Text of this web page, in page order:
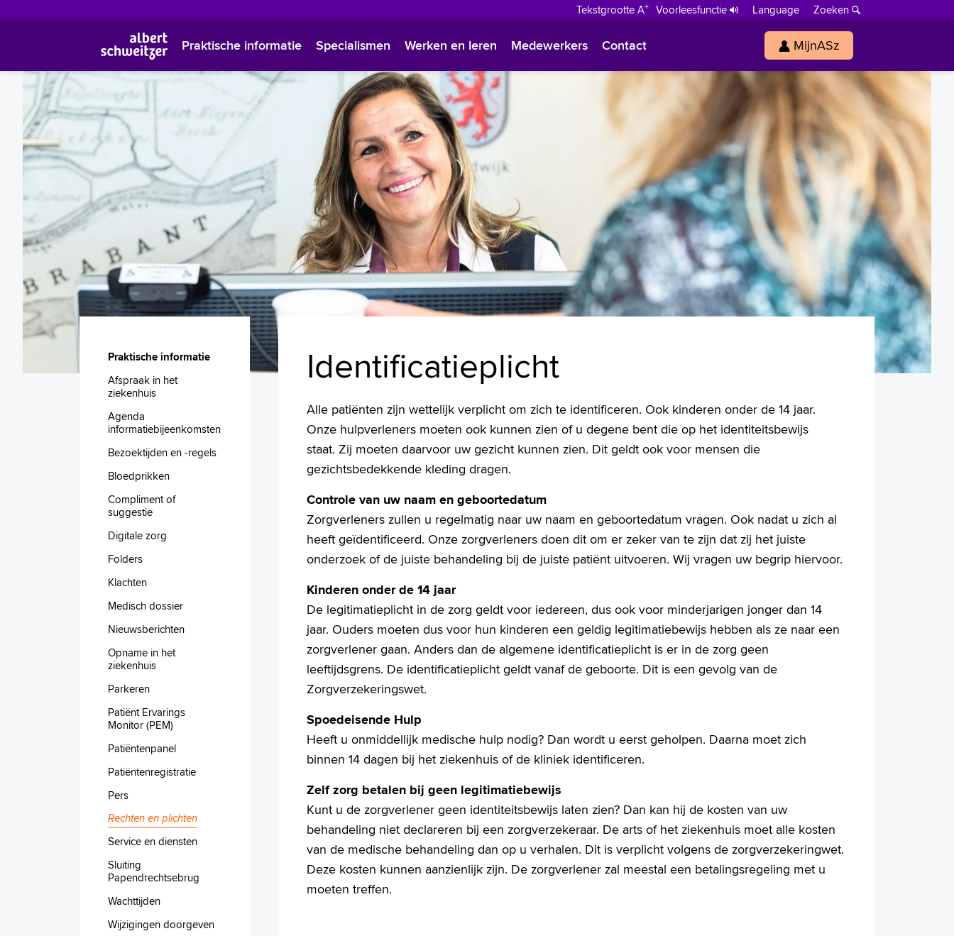
Tekstgrootte A+ Voorleesfunctie Language
Zoeken
Polski
Türkçe
Arabisch
Praktische informatie Specialismen Werken en leren Medewerkers Contact MijnASz
Praktische informatie
Afspraak in het
ziekenhuis
Agenda
informatiebijeenkomsten
Bezoektijden en -regels
Bloedprikken
Compliment of
suggestie
Digitale zorg
Folders
Klachten
Medisch dossier
Nieuwsberichten
Opname in het
ziekenhuis
Parkeren
Patiënt Ervarings
Monitor (PEM)
Patiëntenpanel
Patiëntenregistratie
Pers
Rechten en plichten
Service en diensten
Sluiting
Papendrechtsebrug
Wachttijden
Wijzigingen doorgeven
Identificatieplicht
Alle patiënten zijn wettelijk verplicht om zich te identificeren. Ook kinderen onder de 14 jaar.
Onze hulpverleners moeten ook kunnen zien of u degene bent die op het identiteitsbewijs
staat. Zij moeten daarvoor uw gezicht kunnen zien. Dit geldt ook voor mensen die
gezichtsbedekkende kleding dragen.
Controle van uw naam en geboortedatum
Zorgverleners zullen u regelmatig naar uw naam en geboortedatum vragen. Ook nadat u zich al
heeft geïdentificeerd. Onze zorgverleners doen dit om er zeker van te zijn dat zij het juiste
onderzoek of de juiste behandeling bij de juiste patiënt uitvoeren. Wij vragen uw begrip hiervoor.
Kinderen onder de 14 jaar
De legitimatieplicht in de zorg geldt voor iedereen, dus ook voor minderjarigen jonger dan 14
jaar. Ouders moeten dus voor hun kinderen een geldig legitimatiebewijs hebben als ze naar een
zorgverlener gaan. Anders dan de algemene identificatieplicht is er in de zorg geen
leeftijdsgrens. De identificatieplicht geldt vanaf de geboorte. Dit is een gevolg van de
Zorgverzekeringswet.
Spoedeisende Hulp
Heeft u onmiddellijk medische hulp nodig? Dan wordt u eerst geholpen. Daarna moet zich
binnen 14 dagen bij het ziekenhuis of de kliniek identificeren.
Zelf zorg betalen bij geen legitimatiebewijs
Kunt u de zorgverlener geen identiteitsbewijs laten zien? Dan kan hij de kosten van uw
behandeling niet declareren bij een zorgverzekeraar. De arts of het ziekenhuis moet alle kosten
van de medische behandeling dan op u verhalen. Dit is verplicht volgens de zorgverzekeringwet.
Deze kosten kunnen aanzienlijk zijn. De zorgverlener zal meestal een betalingsregeling met u
moeten treffen.